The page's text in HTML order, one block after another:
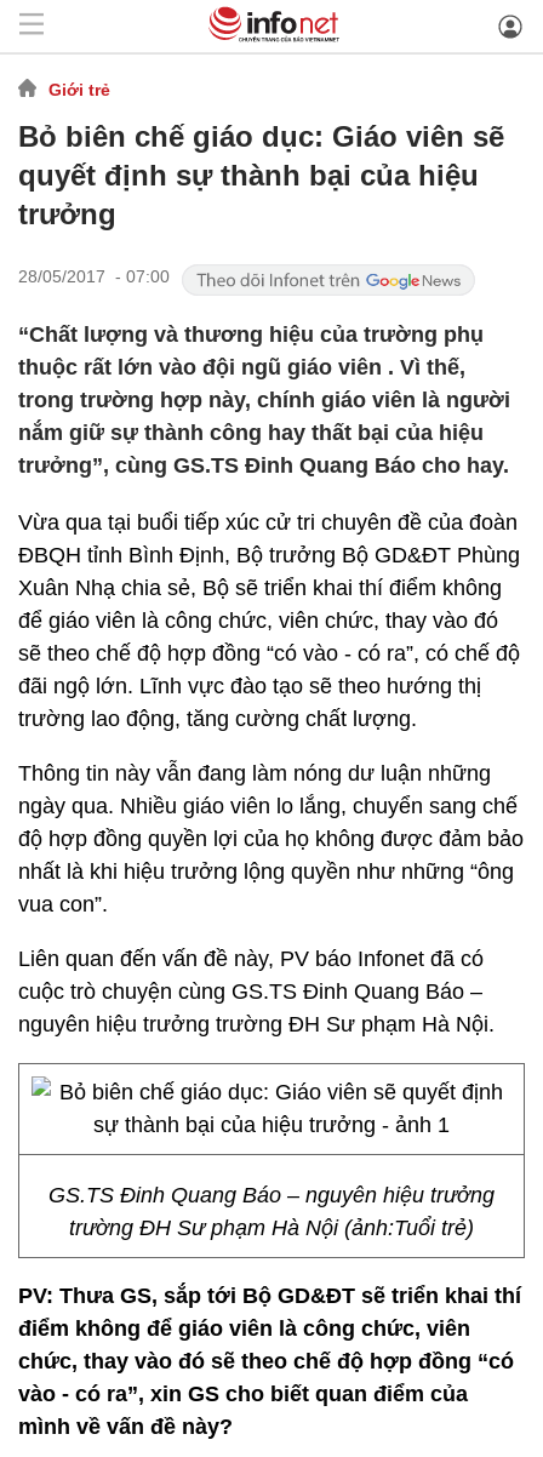
Giới trẻ
Bỏ biên chế giáo dục: Giáo viên sẽ
quyết định sự thành bại của hiệu
trưởng
28/05/2017 - 07:00
“Chất lượng và thương hiệu của trường phụ
thuộc rất lớn vào đội ngũ giáo viên . Vì thế,
trong trường hợp này, chính giáo viên là người
nắm giữ sự thành công hay thất bại của hiệu
trưởng”, cùng GS.TS Đinh Quang Báo cho hay.
Vừa qua tại buổi tiếp xúc cử tri chuyên đề của đoàn
ĐBQH tỉnh Bình Định, Bộ trưởng Bộ GD&ĐT Phùng
Xuân Nhạ chia sẻ, Bộ sẽ triển khai thí điểm không
để giáo viên là công chức, viên chức, thay vào đó
sẽ theo chế độ hợp đồng “có vào - có ra”, có chế độ
đãi ngộ lớn. Lĩnh vực đào tạo sẽ theo hướng thị
trường lao động, tăng cường chất lượng.
Thông tin này vẫn đang làm nóng dư luận những
ngày qua. Nhiều giáo viên lo lắng, chuyển sang chế
độ hợp đồng quyền lợi của họ không được đảm bảo
nhất là khi hiệu trưởng lộng quyền như những “ông
vua con”.
Liên quan đến vấn đề này, PV báo Infonet đã có
cuộc trò chuyện cùng GS.TS Đinh Quang Báo –
nguyên hiệu trưởng trường ĐH Sư phạm Hà Nội.
GS.TS Đinh Quang Báo – nguyên hiệu trưởng
trường ĐH Sư phạm Hà Nội (ảnh:Tuổi trẻ)
PV: Thưa GS, sắp tới Bộ GD&ĐT sẽ triển khai thí
điểm không để giáo viên là công chức, viên
chức, thay vào đó sẽ theo chế độ hợp đồng “có
vào - có ra”, xin GS cho biết quan điểm của
mình về vấn đề này?